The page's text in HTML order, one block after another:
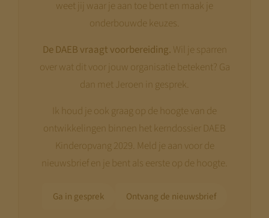
weet jij waar je aan toe bent en maak je
onderbouwde keuzes.
De DAEB vraagt voorbereiding. Wil je sparren
over wat dit voor jouw organisatie betekent? Ga
dan met Jeroen in gesprek.
Ik houd je ook graag op de hoogte van de
ontwikkelingen binnen het kerndossier DAEB
Kinderopvang 2029. Meld je aan voor de
nieuwsbrief en je bent als eerste op de hoogte.
Ga in gesprek Ontvang de nieuwsbrief